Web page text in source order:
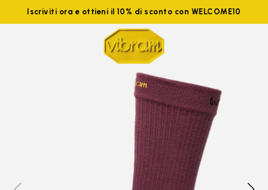
Iscriviti ora e ottieni il 10% di sconto con WELCOME10